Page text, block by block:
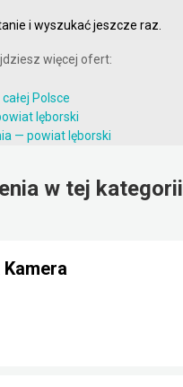
i wyszukać jeszcze raz.
więcej ofert:
Polsce
lęborski
— powiat lęborski
w tej kategorii